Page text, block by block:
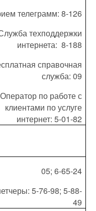
телеграмм: 8-126
техподдержки
интернета: 8-188
справочная
служба: 09
Оператор по работе с
клиентами по услуге
интернет: 5-01-82
05; 6-65-24
5-76-98; 5-88-
49